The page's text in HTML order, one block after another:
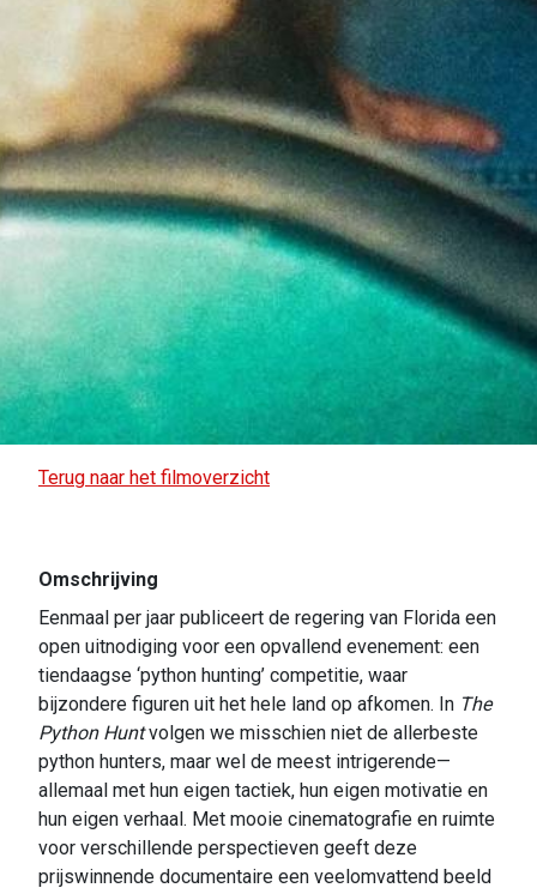
Terug naar het filmoverzicht
Omschrijving
Eenmaal per jaar publiceert de regering van Florida een
open uitnodiging voor een opvallend evenement: een
tiendaagse ‘python hunting’ competitie, waar
bijzondere figuren uit het hele land op afkomen. In The
Python Huntvolgen we misschien niet de allerbeste
python hunters, maar wel de meest intrigerende—
allemaal met hun eigen tactiek, hun eigen motivatie en
hun eigen verhaal. Met mooie cinematografie en ruimte
voor verschillende perspectieven geeft deze
prijswinnende documentaire een veelomvattend beeld